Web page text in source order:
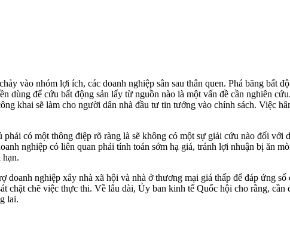
vào nhóm lợi ích, các doanh nghiệp sân sau thân quen. Phá băng bất
để cứu bất động sản lấy từ nguồn nào là một vấn đề cần nghiên
khai sẽ làm cho người dân nhà đầu tư tin tưởng vào chính sách. Việc
có một thông điệp rõ ràng là sẽ không có một sự giải cứu nào đối với
nghiệp có liên quan phải tính toán sớm hạ giá, tránh lợi nhuận bị ăn
hạn.
nghiệp xây nhà xã hội và nhà ở thương mại giá thấp để đáp ứng
chặt chẽ việc thực thi. Về lâu dài, Ủy ban kinh tế Quốc hội cho rằng, cần
lai.